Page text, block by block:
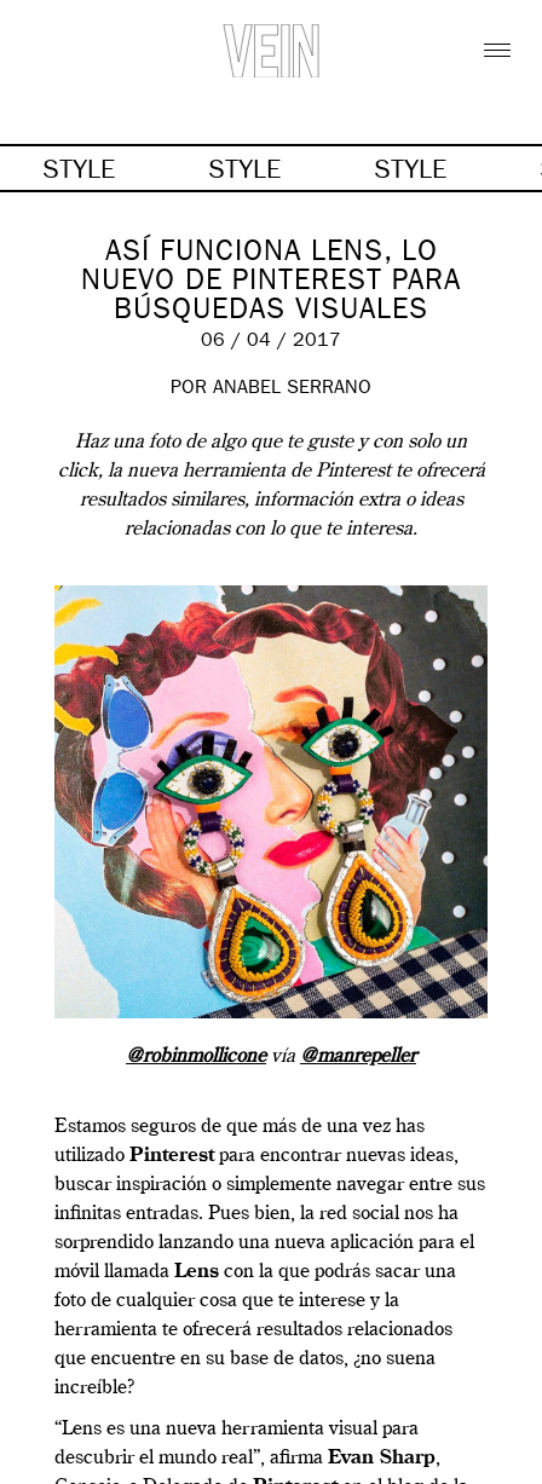
STYLE STYLE STYLE
ASÍ FUNCIONA LENS, LO
NUEVO DE PINTEREST PARA
BÚSQUEDAS VISUALES
06 / 04 / 2017
POR ANABEL SERRANO
Haz una foto de algo que te guste y con solo un
click, la nueva herramienta de Pinterest te ofrecerá
resultados similares, información extra o ideas
relacionadas con lo que te interesa.
@robinmolliconevía @manrepeller
Estamos seguros de que más de una vez has
utilizado Pinterestpara encontrar nuevas ideas,
buscar inspiración o simplemente navegar entre sus
infinitas entradas. Pues bien, la red social nos ha
sorprendido lanzando una nueva aplicación para el
móvil llamada Lens con la que podrás sacar una
foto de cualquier cosa que te interese y la
herramienta te ofrecerá resultados relacionados
que encuentre en su base de datos, ¿no suena
increíble?
“Lens es una nueva herramienta visual para
descubrir el mundo real”, afirma Evan Sharp,